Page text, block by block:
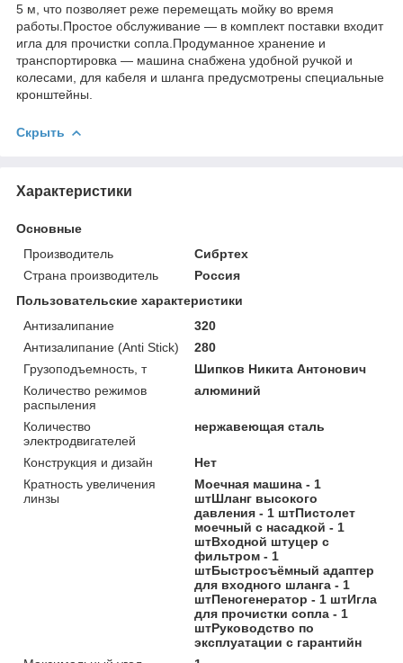
5 м, что позволяет реже перемещать мойку во время
работы.Простое обслуживание — в комплект поставки входит
игла для прочистки сопла.Продуманное хранение и
транспортировка — машина снабжена удобной ручкой и
колесами, для кабеля и шланга предусмотрены специальные
кронштейны.
Скрыть
Характеристики
Основные
Производитель
Сибртех
Страна производитель
Россия
Пользовательские характеристики
Антизалипание
320
Антизалипание (Anti Stick)
280
Грузоподъемность, т
Шипков Никита Антонович
Количество режимов
распыления
алюминий
Количество
электродвигателей
нержавеющая сталь
Конструкция и дизайн
Нет
Кратность увеличения
линзы
Моечная машина - 1
штШланг высокого
давления - 1 штПистолет
моечный с насадкой - 1
штВходной штуцер с
фильтром - 1
штБыстросъёмный адаптер
для входного шланга - 1
штПеногенератор - 1 штИгла
для прочистки сопла - 1
штРуководство по
эксплуатации с гарантийн